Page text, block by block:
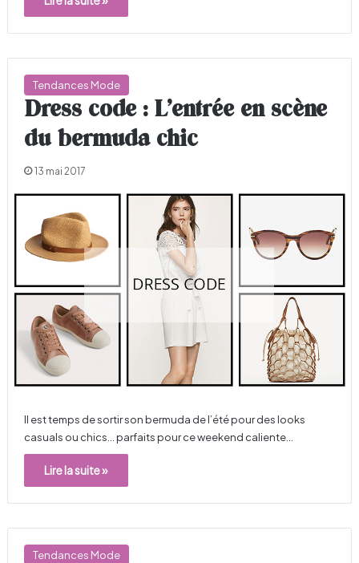
Tendances Mode
Dress code : L’entrée en scène
du bermuda chic
13 mai 2017
Il est temps de sortir son bermuda de l’été pour des looks
casuals ou chics… parfaits pour ce weekend caliente…
Lire la suite »
Tendances Mode